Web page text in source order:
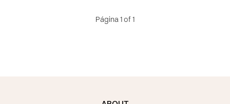
Página 1 of 1